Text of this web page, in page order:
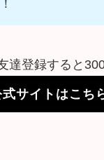
達登録すると
式サイトはこち